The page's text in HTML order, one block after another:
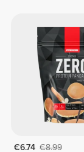
€6.74 €8.99